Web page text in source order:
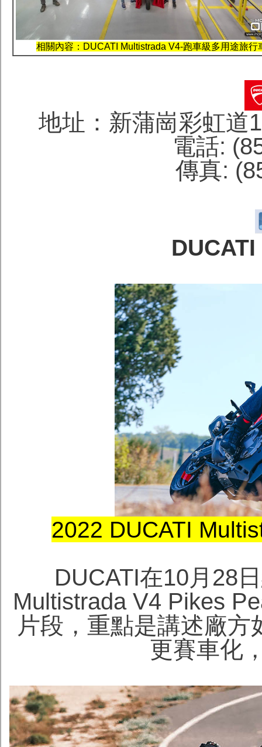
相關內容：DUCATI Multistrada V4-跑車級多用途旅行
地址：新蒲崗彩虹道
電話:
傳真:
2022 DUCATI
DUCATI在10月28
Multistrada V4 Pikes
片段，重點是講述廠
更賽車化